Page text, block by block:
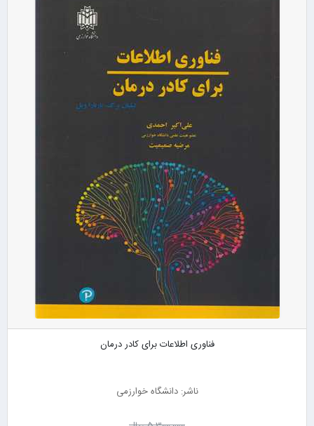
فناوری اطلاعات برای کادر درمان
ناشر: دانشگاه خوارزمی